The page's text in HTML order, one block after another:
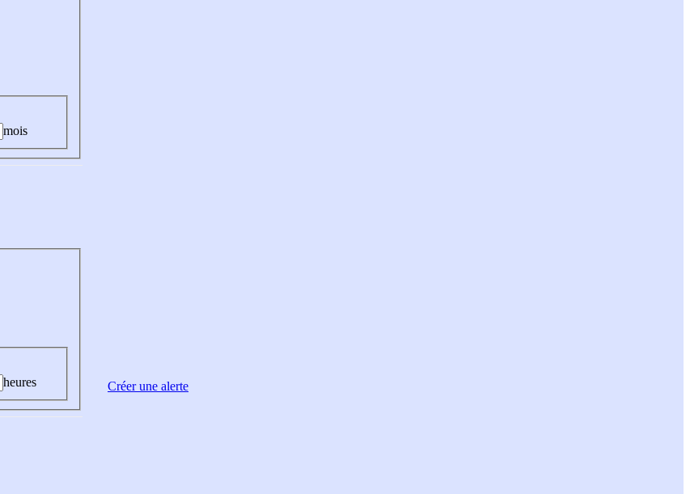
mois
heures
Créer une alerte